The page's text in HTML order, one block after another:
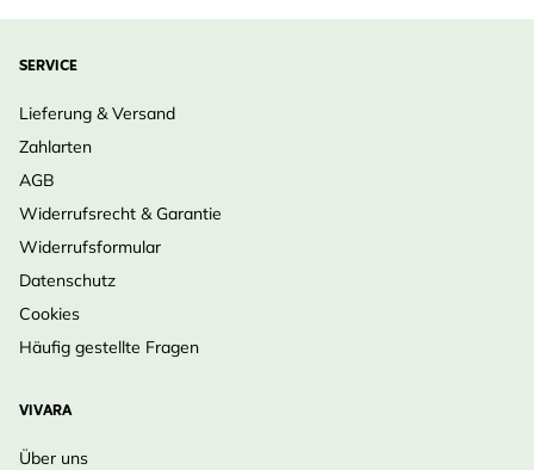
SERVICE
Lieferung & Versand
Zahlarten
AGB
Widerrufsrecht & Garantie
Widerrufsformular
Datenschutz
Cookies
Häufig gestellte Fragen
VIVARA
Über uns